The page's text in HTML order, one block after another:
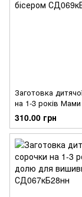
Заготовка
на 1-3 років Мами
вишивки бісером
СД069кБ28нн
310.00 грн